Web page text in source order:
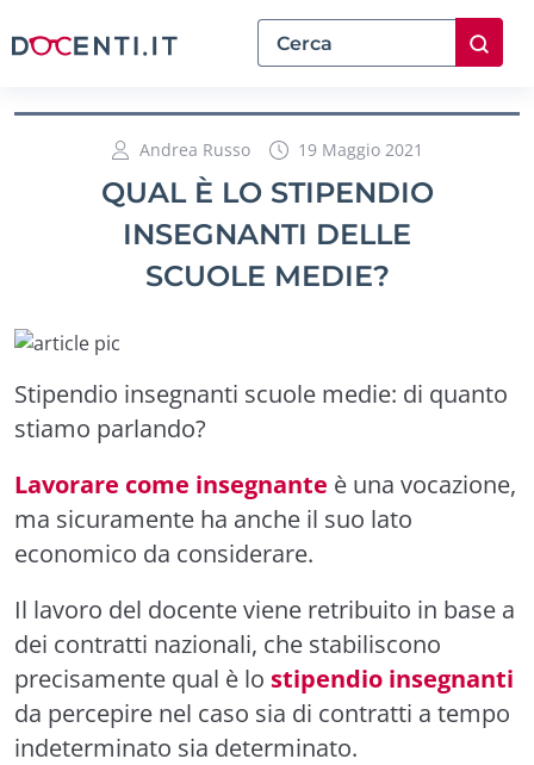
Andrea Russo 19 Maggio 2021
QUAL È LO STIPENDIO
INSEGNANTI DELLE
SCUOLE MEDIE?
Stipendio insegnanti scuole medie: di quanto
stiamo parlando?
Lavorare come insegnante è una vocazione,
ma sicuramente ha anche il suo lato
economico da considerare.
Il lavoro del docente viene retribuito in base a
dei contratti nazionali, che stabiliscono
precisamente qual è lo stipendio insegnanti
da percepire nel caso sia di contratti a tempo
indeterminato sia determinato.